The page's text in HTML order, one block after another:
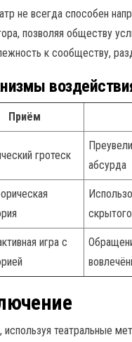
не всегда способен
позволяя обществу
к сообществу,
Приём
гротеск
абсурда
игра с
используя театральные